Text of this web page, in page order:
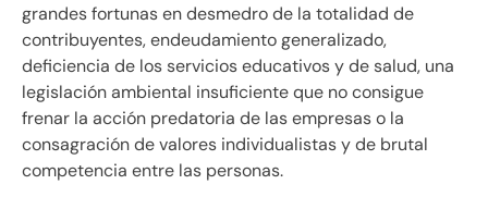
grandes fortunas en desmedro de la totalidad de
contribuyentes, endeudamiento generalizado,
deficiencia de los servicios educativos y de salud, una
legislación ambiental insuficiente que no consigue
frenar la acción predatoria de las empresas o la
consagración de valores individualistas y de brutal
competencia entre las personas.